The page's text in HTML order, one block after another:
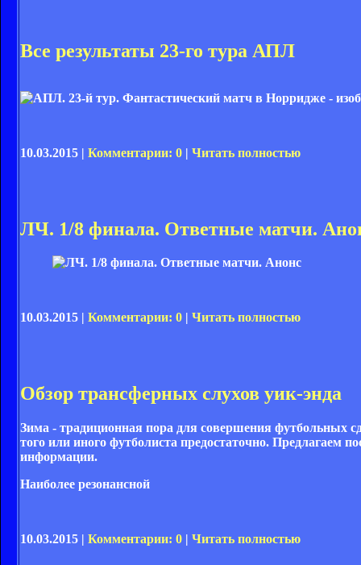
Все результаты 23-го тура АПЛ
10.03.2015 | Комментарии: 0 | Читать полностью
ЛЧ. 1/8 финала. Ответные матчи.
10.03.2015 | Комментарии: 0 | Читать полностью
Обзор трансферных слухов уик-энда
Зима - традиционная пора для совершения футбольных
того или иного футболиста предостаточно. Предлагаем
информации.
Наиболее резонансной
10.03.2015 | Комментарии: 0 | Читать полностью